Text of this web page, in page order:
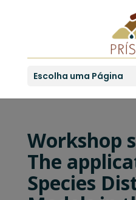
Escolha uma Página
Workshop
The
Species